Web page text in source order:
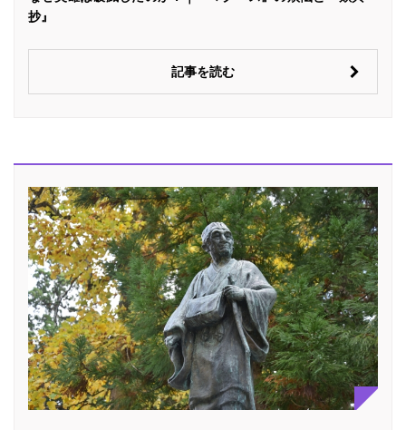
抄』
記事を読む